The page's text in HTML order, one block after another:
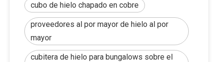
cubo de hielo chapado en cobre
proveedores al por mayor de hielo al por
mayor
cubitera de hielo para bungalows sobre el